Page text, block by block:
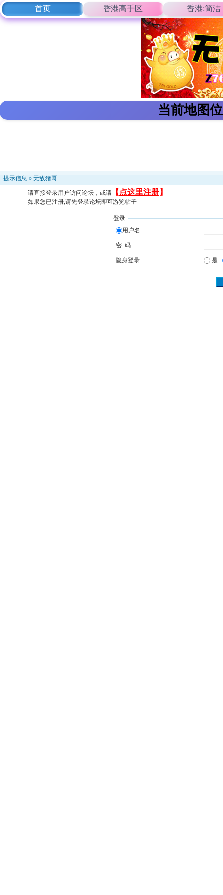
首页 香港高手区 香港:简洁
当前地图
提示信息 » 无敌猪哥
请直接登录用户访问论坛，或请 【 点这里注册】
如果您已注册,请先登录论坛即可游览帖子
登录
用户名
密 码
隐身登录 是